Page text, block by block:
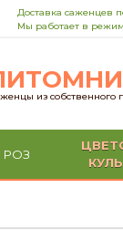
Доставка саженцев
Мы работает в
из собственного